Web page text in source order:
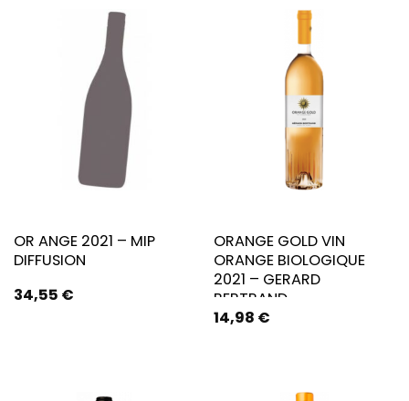
OR ANGE 2021 – MIP
DIFFUSION
34,55 €
ORANGE GOLD VIN
ORANGE BIOLOGIQUE
2021 – GERARD
BERTRAND
14,98 €